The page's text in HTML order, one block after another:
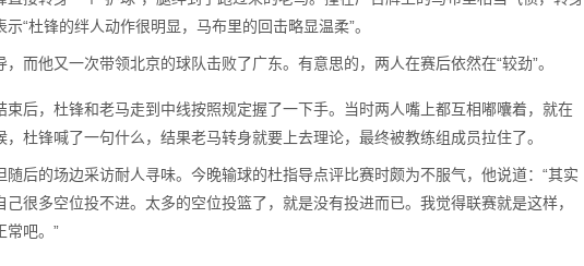
“杜锋的绊人动作很明显，马布里的回击略显温柔”。
而他又一次带领北京的球队击败了广东。有意思的，两人在赛后依然在“较劲”。
后，杜锋和老马走到中线按照规定握了一下手。当时两人嘴上都互相嘟囔着，就在
杜锋喊了一句什么，结果老马转身就要上去理论，最终被教练组成员拉住了。
后的场边采访耐人寻味。今晚输球的杜指导点评比赛时颇为不服气，他说道：“其实
很多空位投不进。太多的空位投篮了，就是没有投进而已。我觉得联赛就是这样，
常吧。”